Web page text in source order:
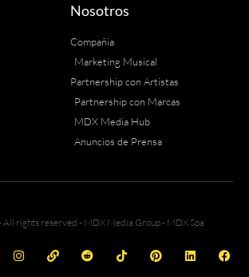
Nosotros
Compañia
Marketing Musical
Partnership con Artistas
Partnership con Marcas
MDX Media Hub
Anuncios de Prensa
rights reserved - MDX Media Group - MDX Spa